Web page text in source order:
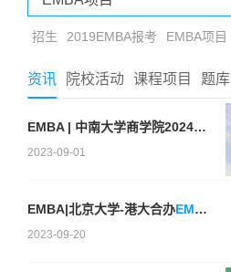
招生 2019EMBA报考 EMBA项目
资讯 院校活动 课程项目 题库
EMBA | 中南大学商学院2024级EMBA招生简章（报考资料预审通知）
2023-09-01
EMBA|北京大学-港大合办EMBA项目
2023-09-20